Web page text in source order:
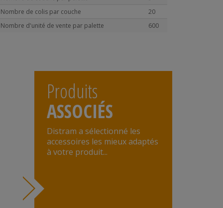
Nombre de colis par couche
20
Nombre d'unité de vente par palette
600
Produits
ASSOCIÉS
Distram a sélectionné les
accessoires les mieux adaptés
à votre produit...